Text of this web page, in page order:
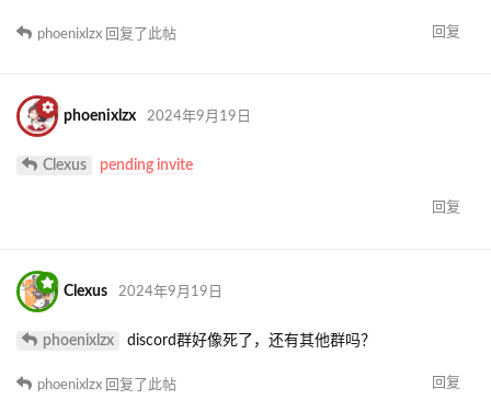
回复
phoenixlzx 回复了此帖
phoenixlzx 2024年9月19日
Clexus pending invite
回复
Clexus 2024年9月19日
phoenixlzx discord群好像死了，还有其他群吗？
回复
phoenixlzx 回复了此帖